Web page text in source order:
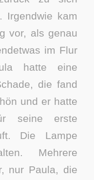
Irgendwie kam
vor, als genau
im Flur
hatte eine
die fand
und er hatte
seine erste
Die Lampe
Mehrere
nur Paula, die